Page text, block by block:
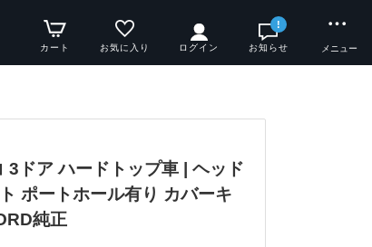
カート お気に入り ログイン
!
お知らせ メニュー
3ドア ハードトップ車 | ヘッド
ポートホール有り カバーキ
純正